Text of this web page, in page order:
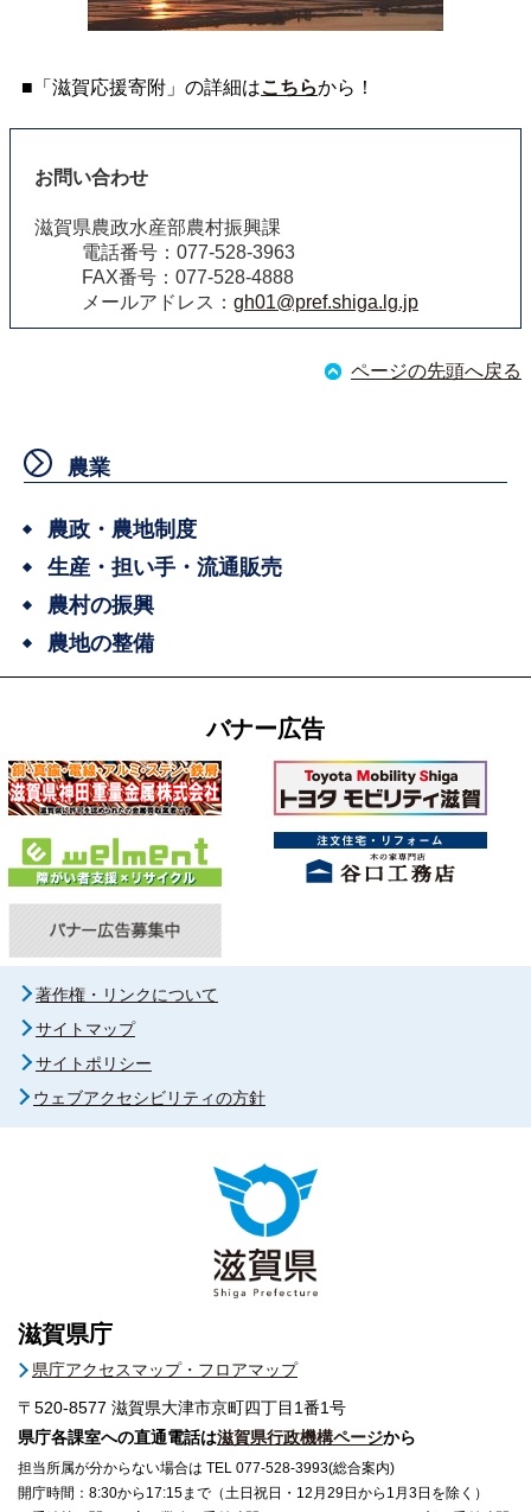
■「滋賀応援寄附」の詳細はこちらから！
お問い合わせ
滋賀県農政水産部農村振興課
電話番号：077-528-3963
FAX番号：077-528-4888
メールアドレス： gh01@pref.shiga.lg.jp
ページの先頭へ戻る
農業
農政・農地制度
生産・担い手・流通販売
農村の振興
農地の整備
バナー広告
著作権・リンクについて
サイトマップ
サイトポリシー
ウェブアクセシビリティの方針
滋賀県庁
県庁アクセスマップ・フロアマップ
〒520-8577 滋賀県大津市京町四丁目1番1号
県庁各課室への直通電話は滋賀県行政機構ページから
担当所属が分からない場合は TEL 077-528-3993(総合案内)
開庁時間：8:30から17:15まで（土日祝日・12月29日から1月3日を除く）